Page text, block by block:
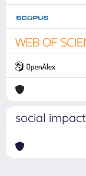
social impact